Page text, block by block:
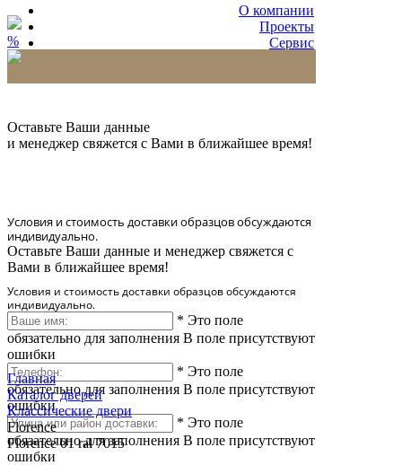
О компании
Проекты
Сервис
%
Оставьте Ваши данные
и менеджер свяжется с Вами в ближайшее время!
Условия и стоимость доставки образцов обсуждаются
индивидуально.
Оставьте Ваши данные и менеджер свяжется с
Вами в ближайшее время!
Условия и стоимость доставки образцов обсуждаются
индивидуально.
* Это поле
обязательно для заполнения В поле присутствуют
ошибки
* Это поле
обязательно для заполнения В поле присутствуют
ошибки
* Это поле
обязательно для заполнения В поле присутствуют
ошибки
Главная
Каталог дверей
Классические двери
Florence
Florence 01 ral 7015